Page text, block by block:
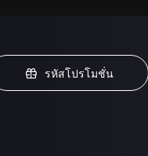
รหัสโปรโมชั่น